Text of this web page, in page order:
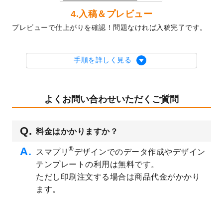
クリアファイル、封筒、うちわにてオリジ
ナルデザインで作成できるようになりまし
た！
を公開いたしました。
2023/9/1
2024年版1月始まりのカレンダーデザイン
オリジナルサイズ、変型サイズで作成でき
るようになりました！
2023/8/18
チケットのデザインテンプレートを追加し
ました。
2023/8/7
【新商品】チケット
が作成できるようにな
りました！
美容・エステのチラシデザインテンプレー
トを追加しました。
4.入稿＆プレビュー
プレビューで仕上がりを確認！問題なければ入稿完了です。
手順を詳しく見る
よくお問い合わせいただくご質問
料金はかかりますか？
スマプリ ®デザインでのデータ作成やデザイン
テンプレートの利用は無料です。
ただし印刷注文する場合は商品代金がかかり
ます。